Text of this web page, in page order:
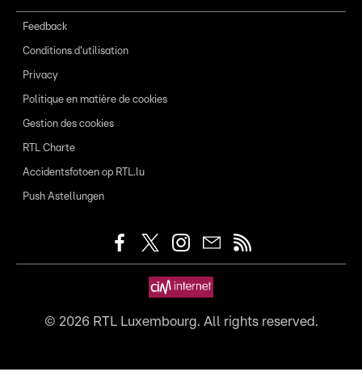
Feedback
Conditions d'utilisation
Privacy
Politique en matière de cookies
Gestion des cookies
RTL Charte
Accidentsfotoen op RTL.lu
Push Astellungen
© 2026RTL Luxembourg. All rights reserved.